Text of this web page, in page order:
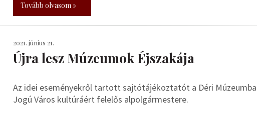
Tovább olvasom »
2021. június 21.
Újra lesz Múzeumok Éjszakája
Az idei eseményekről tartott sajtótájékoztatót a Déri
Jogú Város kultúráért felelős alpolgármestere.